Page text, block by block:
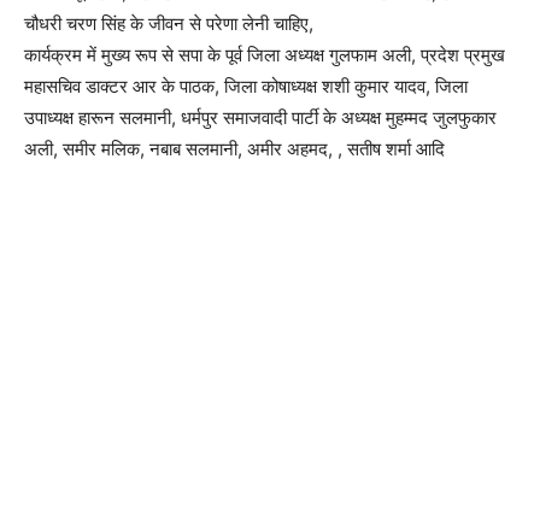
चौधरी चरण सिंह के जीवन से परेणा लेनी चाहिए,
कार्यक्रम में मुख्य रूप से सपा के पूर्व जिला अध्यक्ष गुलफाम अली, प्रदेश प्रमुख
महासचिव डाक्टर आर के पाठक, जिला कोषाध्यक्ष शशी कुमार यादव, जिला
उपाध्यक्ष हारून सलमानी, धर्मपुर समाजवादी पार्टी के अध्यक्ष मुहम्मद जुलफुकार
अली, समीर मलिक, नबाब सलमानी, अमीर अहमद, , सतीष शर्मा आदि